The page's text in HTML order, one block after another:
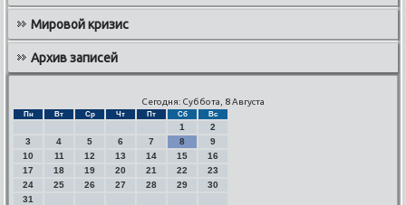
Мировой кризис
Архив записей
Сегодня: Суббота, 8 Августа
Пн Вт Ср Чт Пт Сб Вс
1
2
3
4 5 6 7 8
9
10
11 12 13 14 15
16
17
18 19 20 21 22
23
24
25 26 27 28 29
30
31